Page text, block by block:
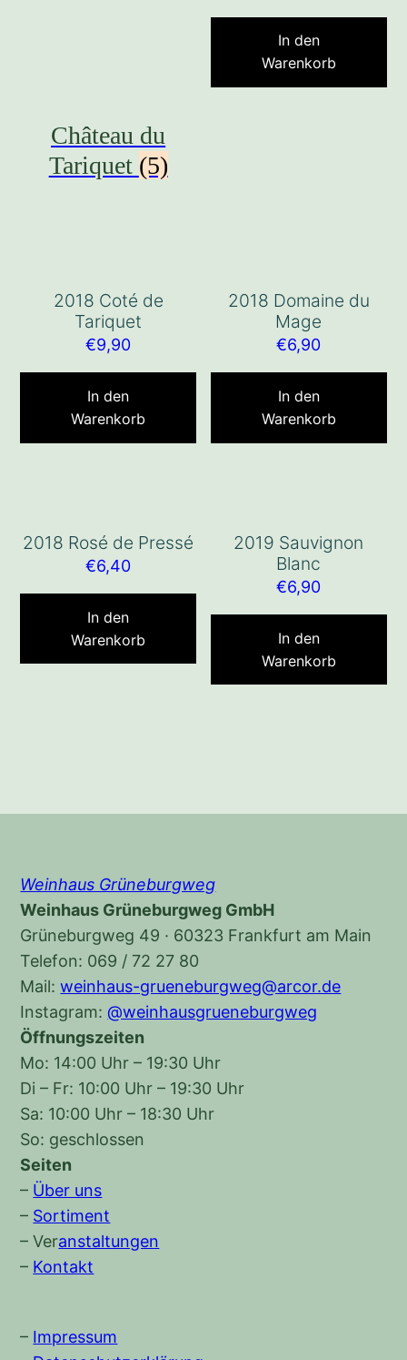
Château du
Tariquet (5)
In den
Warenkorb
2018 Coté de
Tariquet
€9,90
In den
Warenkorb
2018 Domaine du
Mage
€6,90
In den
Warenkorb
2018 Rosé de Pressé
€6,40
In den
Warenkorb
2019 Sauvignon
Blanc
€6,90
In den
Warenkorb
Weinhaus Grüneburgweg
Weinhaus Grüneburgweg GmbH
Grüneburgweg 49 · 60323 Frankfurt am Main
Telefon: 069 / 72 27 80
Mail:weinhaus-grueneburgweg@arcor.de
Instagram:@weinhausgrueneburgweg
Öffnungszeiten
Mo: 14:00 Uhr – 19:30 Uhr
Di – Fr: 10:00 Uhr – 19:30 Uhr
Sa: 10:00 Uhr – 18:30 Uhr
So: geschlossen
Seiten
– Über uns
– Sortiment
–Veranstaltungen
– Kontakt
– Impressum